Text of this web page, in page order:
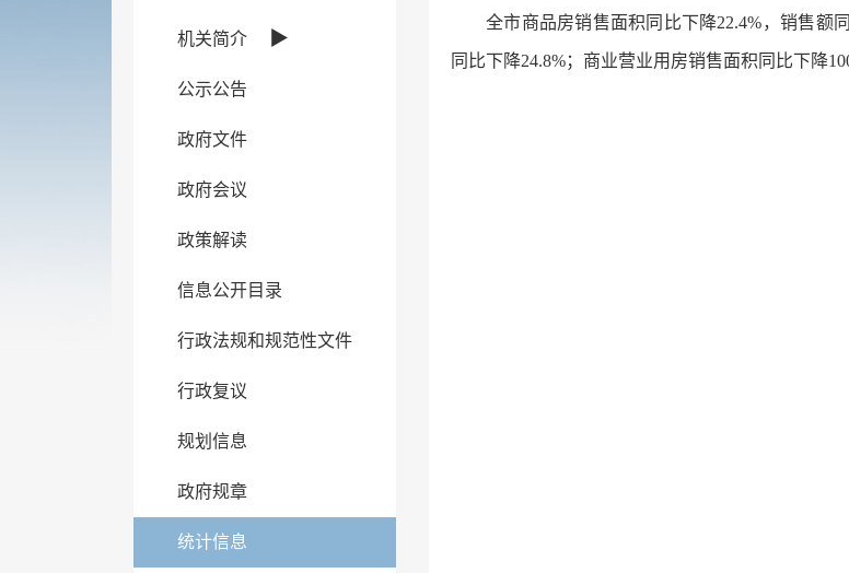
机关简介 ▶
公示公告
政府文件
政府会议
政策解读
信息公开目录
行政法规和规范性文件
行政复议
规划信息
政府规章
统计信息
全市商品房销售面积同比下降22.4%，销售额
同比下降24.8%；商业营业用房销售面积同比下降